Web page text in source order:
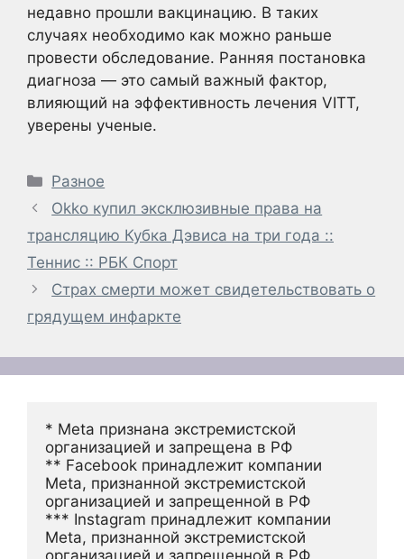
недавно прошли вакцинацию. В таких
случаях необходимо как можно раньше
провести обследование. Ранняя постановка
диагноза — это самый важный фактор,
влияющий на эффективность лечения VITT,
уверены ученые.
Рубрики
Разное
Okko купил эксклюзивные права на
трансляцию Кубка Дэвиса на три года ::
Теннис :: РБК Спорт
Страх смерти может свидетельствовать о
грядущем инфаркте
* Meta признана экстремистской
организацией и запрещена в РФ
** Facebook принадлежит компании
Meta, признанной экстремистской
организацией и запрещенной в РФ
*** Instagram принадлежит компании
Meta, признанной экстремистской
организацией и запрещенной в РФ